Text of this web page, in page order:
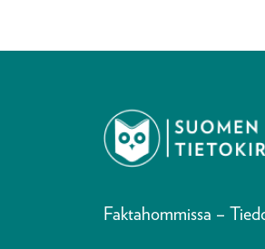
Faktahommissa –